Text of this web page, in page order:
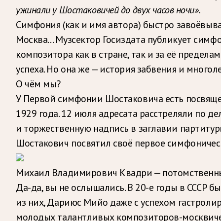
ужинали у Шостаковичей до двух часов ночи».
Симфония (как и имя автора) быстро
Москва… Музсектор Госиздата публикует
композитора как в стране, так и за её
успеха. Но она же — история забвения и
О чём мы?
У Первой симфонии Шостаковича есть
1929 года. 12 июля адресата расстреляли по
и торжественную надпись в заглавии
Шостакович посвятил своё первое
Михаил Владимирович Квадри —
Да-да, вы не ослышались. В 20-е годы в СССР
из них, Дариюс Мийо даже с успехом
молодых талантливых композиторов-